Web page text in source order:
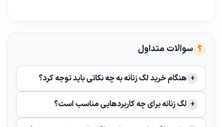
سوالات متداول
هنگام خرید لگ زنانه به چه نکاتی باید توجه کرد؟
لگ زنانه برای چه کاربردهایی مناسب است؟